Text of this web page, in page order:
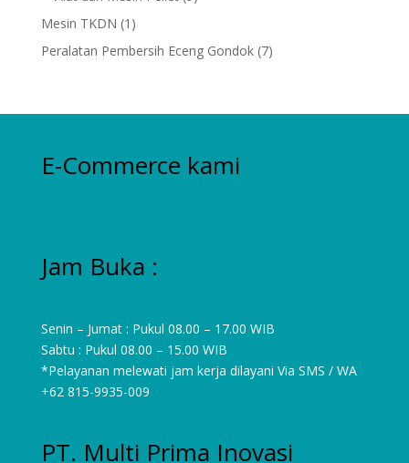
Mesin TKDN 1 1
product
Peralatan Pembersih Eceng Gondok 77
E-Commerce kami
Jam Buka :
Senin – Jumat : Pukul 08.00 – 17.00 WIB
Sabtu : Pukul 08.00 – 15.00 WIB
*Pelayanan melewati jam kerja dilayani Via SMS / WA
+62 815-9935-009
PT. Multi Prima Inovasi